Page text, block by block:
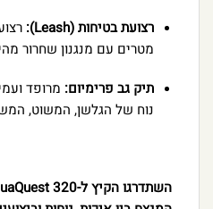
רצועת בטיחות (Leash):
מטרים עם מנגנון שחרור
תיק גב פרימיום: מרופד
נוח של הגלשן, המשוט,